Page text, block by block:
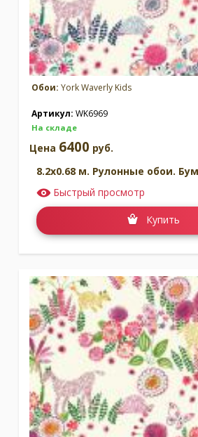
Обои: York Waverly Kids
Артикул: WK6969
На складе
Цена 6400 руб.
8.2x0.68 м. Рулонные обои.
Быстрый просмотр
Купить